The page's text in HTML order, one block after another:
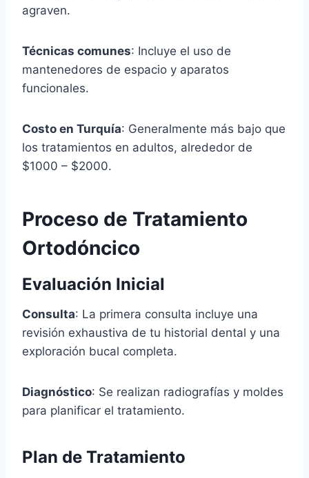
agraven.
Técnicas comunes: Incluye el uso de
mantenedores de espacio y aparatos
funcionales.
Costo en Turquía: Generalmente más bajo que
los tratamientos en adultos, alrededor de
$1000 – $2000.
Proceso de Tratamiento
Ortodóncico
Evaluación Inicial
Consulta: La primera consulta incluye una
revisión exhaustiva de tu historial dental y una
exploración bucal completa.
Diagnóstico: Se realizan radiografías y moldes
para planificar el tratamiento.
Plan de Tratamiento